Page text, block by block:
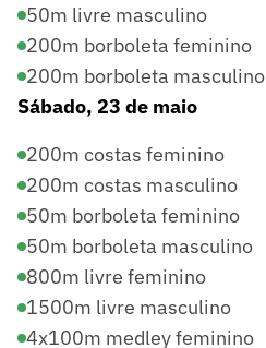
50m livre masculino
200m borboleta feminino
200m borboleta masculino
Sábado, 23 de maio
200m costas feminino
200m costas masculino
50m borboleta feminino
50m borboleta masculino
800m livre feminino
1500m livre masculino
4x100m medley feminino